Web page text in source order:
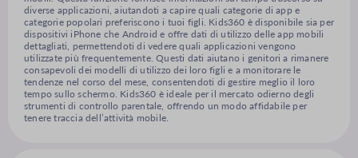
diverse applicazioni, aiutandoti a capire quali categorie di app e
categorie popolari preferiscono i tuoi figli. Kids360 è disponibile sia per
dispositivi iPhone che Android e offre dati di utilizzo delle app mobili
dettagliati, permettendoti di vedere quali applicazioni vengono
utilizzate più frequentemente. Questi dati aiutano i genitori a rimanere
consapevoli dei modelli di utilizzo dei loro figli e a monitorare le
tendenze nel corso del mese, consentendoti di gestire meglio il loro
tempo sullo schermo. Kids360 è ideale per il mercato odierno degli
strumenti di controllo parentale, offrendo un modo affidabile per
tenere traccia dell’attività mobile.